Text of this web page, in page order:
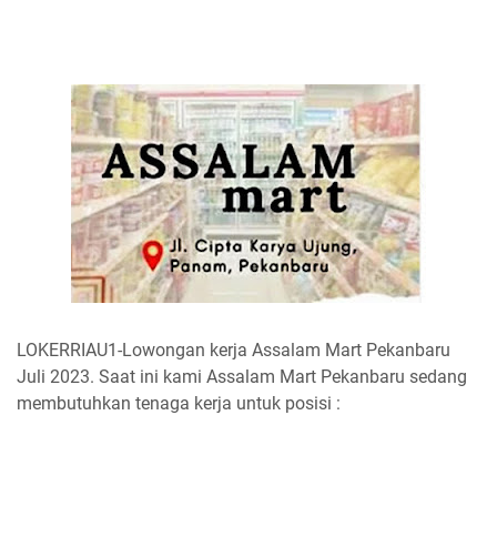
LOKERRIAU1-Lowongan kerja Assalam Mart Pekanbaru
Juli 2023. Saat ini kami Assalam Mart Pekanbaru sedang
membutuhkan tenaga kerja untuk posisi :